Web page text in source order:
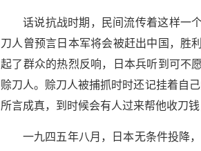
话说抗战时期，民间流传着这样一
刀人曾预言日本军将会被赶出中国，胜
起了群众的热烈反响，日本兵听到可不
赊刀人。赊刀人被捕抓时时还记挂着自
所言成真，到时候会有人过来帮他收刀
一九四五年八月，日本无条件投降